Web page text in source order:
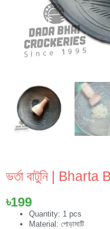
ভর্তা বাটুনি | Bharta
৳199
Quantity: 1 pcs
Material: পোড়ামাটি